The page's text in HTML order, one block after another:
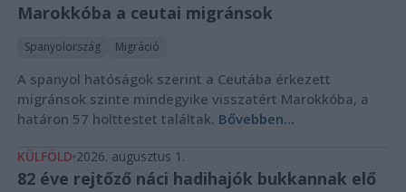
Marokkóba a ceutai migránsok
Spanyolország Migráció
A spanyol hatóságok szerint a Ceutába érkezett
migránsok szinte mindegyike visszatért Marokkóba, a
határon 57 holttestet találtak. Bővebben...
KÜLFÖLD 2026. augusztus 1.
82 éve rejtőző náci hadihajók bukkannak elő